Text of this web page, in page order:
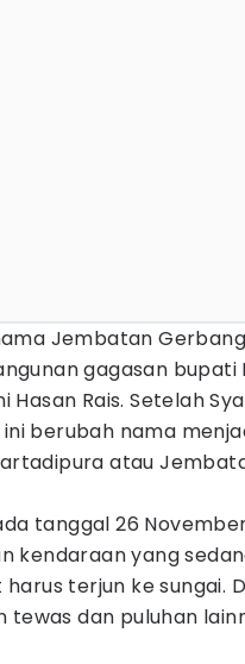
Jembatan
gagasan bupati
Rais. Setelah
berubah nama
atau
tanggal 26 November
kendaraan yang
terjun ke sungai.
tewas dan puluhan